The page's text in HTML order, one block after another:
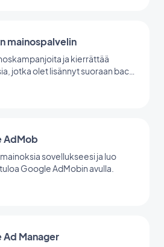
mainospalvelin
ja kierrättää
jotka olet lisännyt suoraan back
AdMob
sovellukseesi ja luo
Google AdMobin avulla.
Ad Manager